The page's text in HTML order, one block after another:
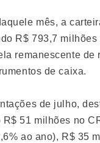
mês, a
R$ 793,7 milhões
remanescente de
de caixa.
de julho,
51 milhões no
ao ano), R$ 35